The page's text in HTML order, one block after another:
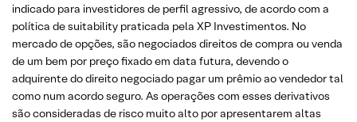
indicado para investidores de perfil agressivo, de acordo com a
política de suitability praticada pela XP Investimentos. No
mercado de opções, são negociados direitos de compra ou venda
de um bem por preço fixado em data futura, devendo o
adquirente do direito negociado pagar um prêmio ao vendedor tal
como num acordo seguro. As operações com esses derivativos
são consideradas de risco muito alto por apresentarem altas